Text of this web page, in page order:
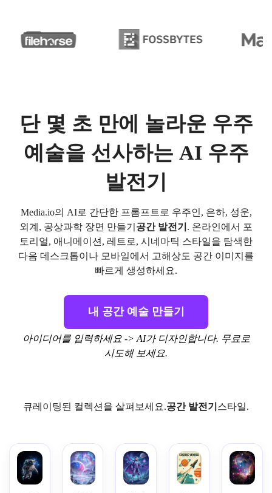
단 몇 초 만에 놀라운 우주
예술을 선사하는 AI 우주
발전기
Media.io의 AI로 간단한 프롬프트로 우주인, 은하, 성운,
외계, 공상과학 장면 만들기 공간 발전기 . 온라인에서 포
토리얼, 애니메이션, 레트로, 시네마틱 스타일을 탐색한
다음 데스크톱이나 모바일에서 고해상도 공간 이미지를
빠르게 생성하세요.
내 공간 예술 만들기
아이디어를 입력하세요 -> AI가 디자인합니다. 무료로
시도해 보세요.
큐레이팅된 컬렉션을 살펴보세요.공간 발전기 스타일.